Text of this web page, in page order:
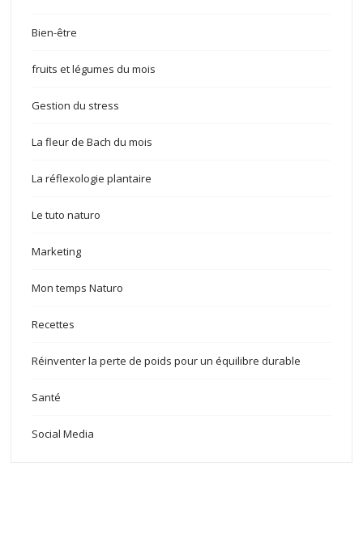
Bien-être
fruits et légumes du mois
Gestion du stress
La fleur de Bach du mois
La réflexologie plantaire
Le tuto naturo
Marketing
Mon temps Naturo
Recettes
Réinventer la perte de poids pour un équilibre durable
Santé
Social Media